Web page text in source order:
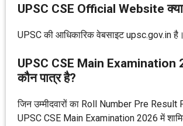
UPSC CSE Official Website
UPSC की आधिकारिक वेबसाइट upsc.gov.in है।
UPSC CSE Main Examination
कौन पात्र है?
जिन उम्मीदवारों का Roll Number Pre Result
UPSC CSE Main Examination 2026 में